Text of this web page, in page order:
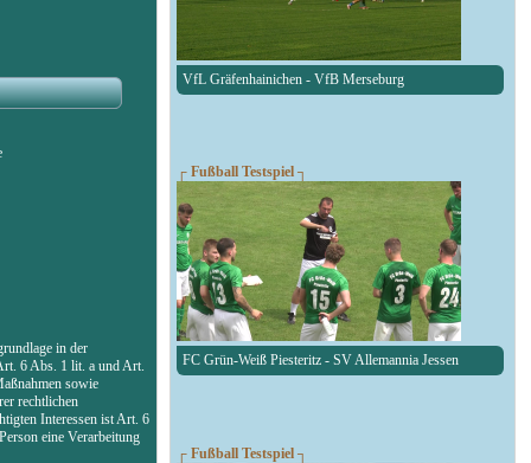
in der
6 Abs. 1 lit. a und Art.
sowie
rechtlichen
Interessen ist Art. 6
eine Verarbeitung
VfL Gräfenhainichen - VfB Merseburg
┌ Fußball Testspiel ┐
FC Grün-Weiß Piesteritz - SV Allemannia Jessen
┌ Fußball Testspiel ┐